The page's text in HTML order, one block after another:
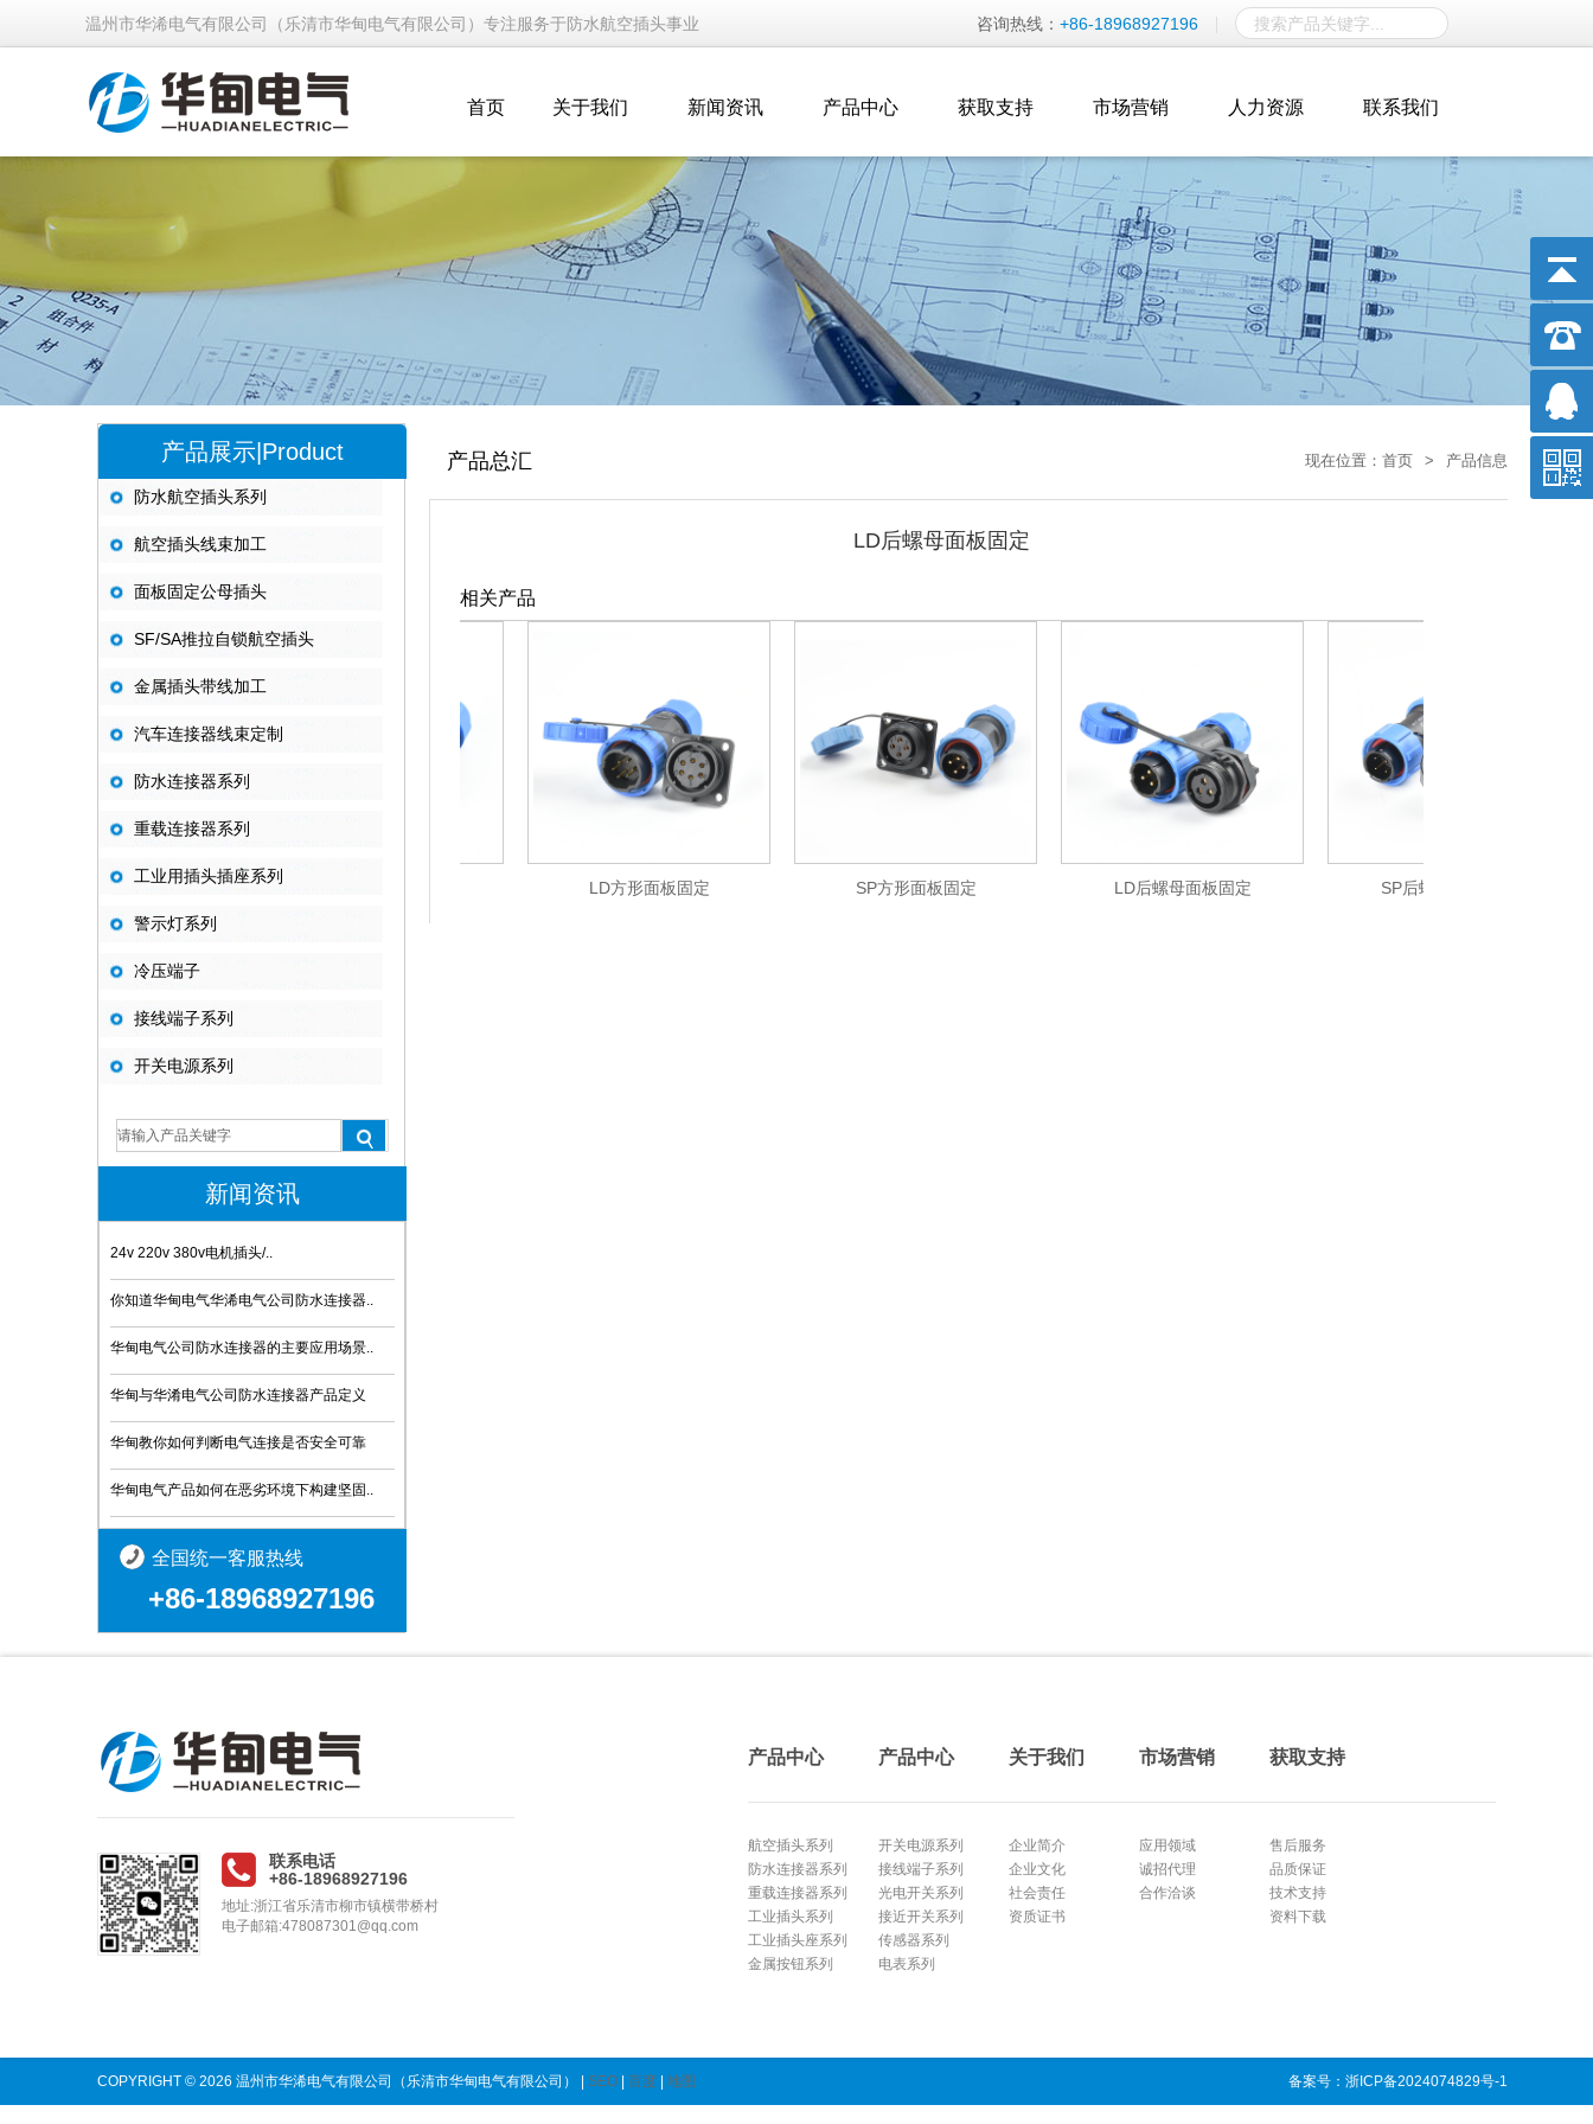
温州市华浠电气有限公司（乐清市华甸电气有限公司）专注服务于防水航空插头事业 咨询热线： +86-18968927196
首页 关于我们 新闻资讯 产品中心 获取支持 市场营销 人力资源 联系我们
产品展示|Product
防水航空插头系列
航空插头线束加工
面板固定公母插头
SF/SA推拉自锁航空插头
金属插头带线加工
汽车连接器线束定制
防水连接器系列
重载连接器系列
工业用插头插座系列
警示灯系列
冷压端子
接线端子系列
开关电源系列
新闻资讯
24v 220v 380v电机插头/..
你知道华甸电气华浠电气公司防水连接器..
华甸电气公司防水连接器的主要应用场景..
华甸与华淆电气公司防水连接器产品定义
华甸教你如何判断电气连接是否安全可靠
华甸电气产品如何在恶劣环境下构建坚固..
全国统一客服热线
+86-18968927196
产品总汇 现在位置： 首页 > 产品信息
LD后螺母面板固定
相关产品
FD方形面板固定 LD方形面板固定 SP方形面板固定 LD后螺母面板固定 SP后螺母面板固定
联系电话
+86-18968927196
地址:浙江省乐清市柳市镇横带桥村
电子邮箱:478087301@qq.com
产品中心 产品中心 关于我们 市场营销 获取支持
航空插头系列
防水连接器系列
重载连接器系列
工业插头系列
工业插头座系列
金属按钮系列
开关电源系列
接线端子系列
光电开关系列
接近开关系列
传感器系列
电表系列
企业简介
企业文化
社会责任
资质证书
应用领域
诚招代理
合作洽谈
售后服务
品质保证
技术支持
资料下载
COPYRIGHT © 2026 温州市华浠电气有限公司（乐清市华甸电气有限公司） | SEO 百度 地图 备案号：浙ICP备2024074829号-1